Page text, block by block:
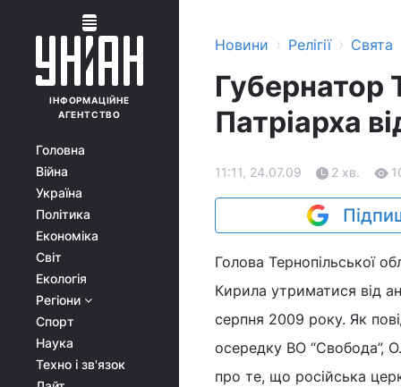
ІНФОРМАЦІЙНЕ
АГЕНТСТВО
Головна
Війна
Україна
Політика
Економіка
Світ
Екологія
Регіони
Спорт
Наука
Техно і зв'язок
Новини › Релігії › Свята
Губернатор
Патріарха
11:11, 24.07.09 2 хв.
Голова Тернопільської
Кирила утриматися від
серпня 2009 року. Як
осередку ВО “Свобода”,
про те, що російська